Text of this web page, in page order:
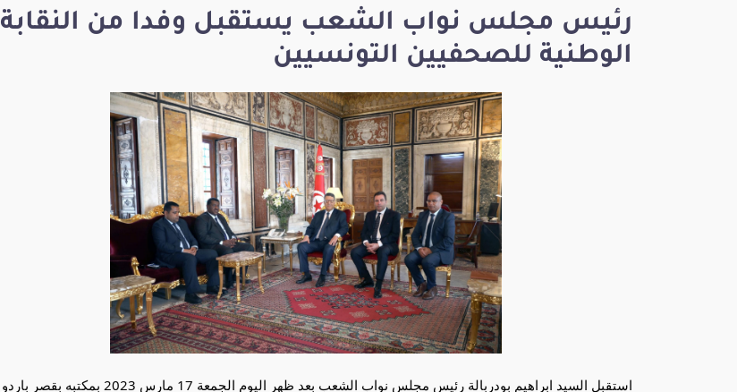
رئيس مجلس نواب الشعب يستقبل وفدا من النقابة
الوطنية للصحفيين التونسيين